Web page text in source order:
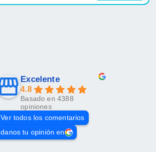
Excelente
4.8
Basado en 4388
opiniones
Ver todos los comentarios
danos tu opinión en